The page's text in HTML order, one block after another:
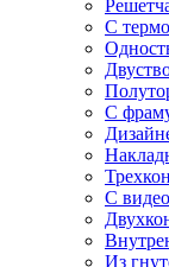
С
С
С
Из